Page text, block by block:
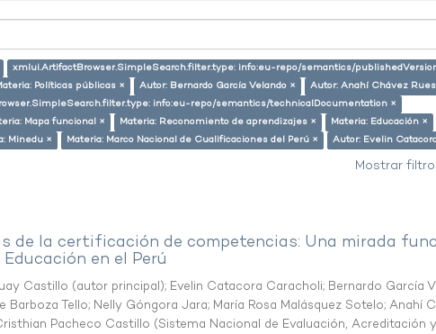
xmlui.ArtifactBrowser.SimpleSearch.filter.type: info:eu-repo/semantics/
Políticas públicas × Autor: Bernardo García Velando ×
Autor: Anahí Chávez
info:eu-repo/semantics/technicalDocumentation ×
Mapa funcional × Materia: Reconomiento de aprendizajes ×
Materia: Educación ×
Minedu × Materia: Marco Nacional de Cualificaciones del Perú × Autor: Evelin
Mostrar
de la certificación de competencias: Una mirada
en el Perú
Castillo (autor principal); Evelin Catacora Caracholi; Bernardo García
Barboza Tello; Nelly Góngora Jara; María Rosa Malásquez Sotelo;Anahí
Pacheco Castillo (Sistema Nacional de Evaluación, Acreditación y